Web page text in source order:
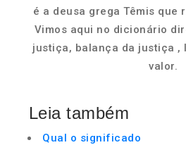
é a deusa grega Têmis que
Vimos aqui no dicionário
justiça, balança da justiça ,
valor.
Leia também
Qual o significado